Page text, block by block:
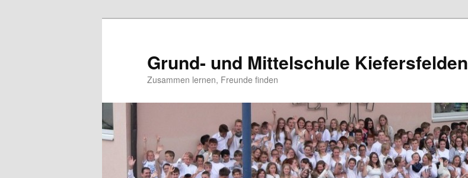
Grund- und Mittelschule Kiefersfelden
Zusammen lernen, Freunde finden